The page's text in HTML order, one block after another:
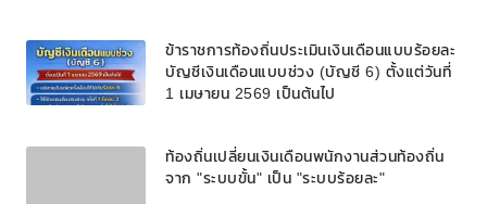
ข้าราชการท้องถิ่นประเมินเงินเดือนแบบร้อยละ
บัญชีเงินเดือนแบบช่วง (บัญชี 6) ตั้งแต่วันที่
1 เมษายน 2569 เป็นต้นไป
ท้องถิ่นเปลี่ยนเงินเดือนพนักงานส่วนท้องถิ่น
จาก "ระบบขั้น" เป็น "ระบบร้อยละ"